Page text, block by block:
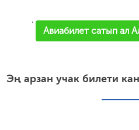
'
Авиабилет сатып ал
Эң арзан учак билети